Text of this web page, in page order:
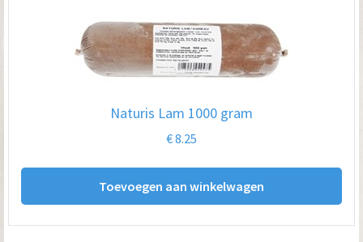
Naturis Lam 1000 gram
€8.25
Toevoegen aan winkelwagen